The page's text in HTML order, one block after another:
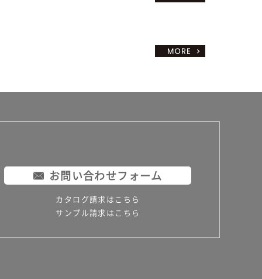
お問い合わせフォーム
カタログ請求はこちら
サンプル請求はこちら